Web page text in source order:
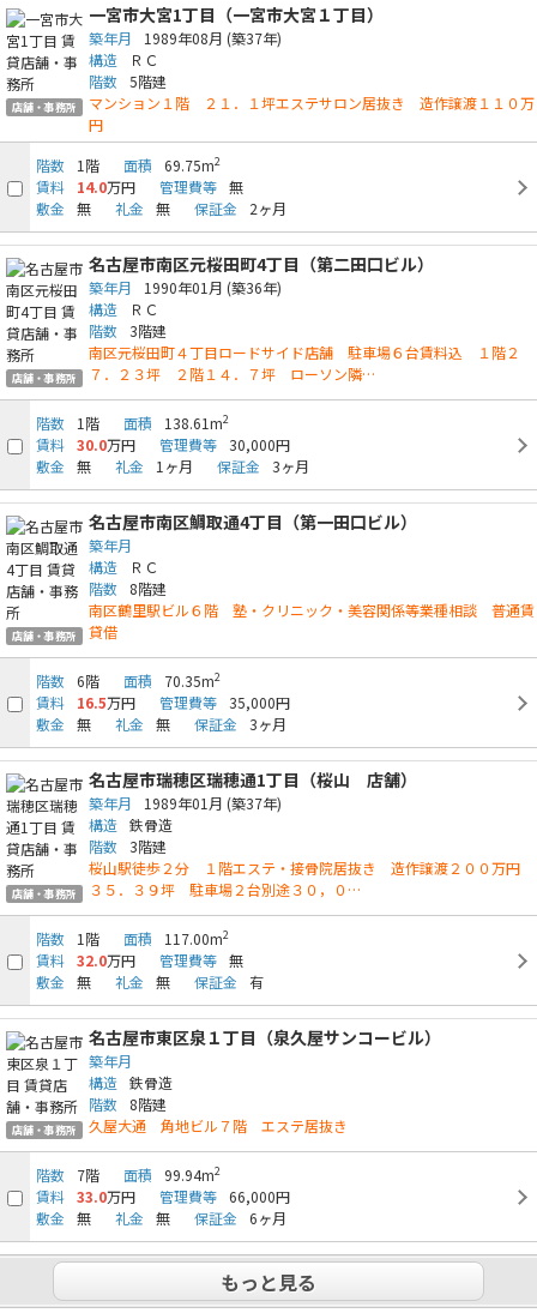
店舗・事務所
一宮市大宮1丁目（一宮市大宮１丁目）
築年月 1989年08月 (築37年)
構造
ＲＣ
階数 5階建
マンション１階 ２１．１坪エステサロン居抜き 造作譲渡１１０万
円
階数
1階 面積 69.75m2
賃料 14.0万円 管理費等 無
敷金
無 礼金 無 保証金 2ヶ月
店舗・事務所
名古屋市南区元桜田町4丁目（第二田口ビル）
築年月 1990年01月 (築36年)
構造
ＲＣ
階数 3階建
南区元桜田町４丁目ロードサイド店舗 駐車場６台賃料込 １階２
７．２３坪 ２階１４．７坪 ローソン隣…
階数 1階 面積 138.61m2
賃料 30.0万円 管理費等 30,000円
敷金
無 礼金 1ヶ月 保証金 3ヶ月
店舗・事務所
名古屋市南区鯛取通4丁目（第一田口ビル）
築年月
構造
ＲＣ
階数
8階建
南区鶴里駅ビル６階 塾・クリニック・美容関係等業種相談 普通賃
貸借
階数 6階 面積 70.35m2
賃料 16.5万円 管理費等 35,000円
敷金
無 礼金 無 保証金 3ヶ月
店舗・事務所
名古屋市瑞穂区瑞穂通1丁目（桜山 店舗）
築年月 1989年01月 (築37年)
構造 鉄骨造
階数 3階建
桜山駅徒歩２分 １階エステ・接骨院居抜き 造作譲渡２００万円
３５．３９坪 駐車場２台別途３０，０…
階数 1階 面積 117.00m2
賃料 32.0万円 管理費等 無
敷金
無 礼金 無 保証金 有
店舗・事務所
名古屋市東区泉１丁目（泉久屋サンコービル）
築年月
構造 鉄骨造
階数
8階建
久屋大通 角地ビル７階 エステ居抜き
階数 7階 面積 99.94m2
賃料 33.0万円 管理費等 66,000円
敷金
無 礼金 無 保証金 6ヶ月
もっと見る